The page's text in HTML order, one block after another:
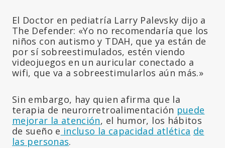
El Doctor en pediatría Larry Palevsky dijo a
The Defender: «Yo no recomendaría que los
niños con autismo y TDAH, que ya están de
por sí sobreestimulados, estén viendo
videojuegos en un auricular conectado a
wifi, que va a sobreestimularlos aún más.»
Sin embargo, hay quien afirma que la
terapia de neurorretroalimentación puede
mejorar la atención, el humor, los hábitos
de sueño e incluso la capacidad atlética de
las personas.